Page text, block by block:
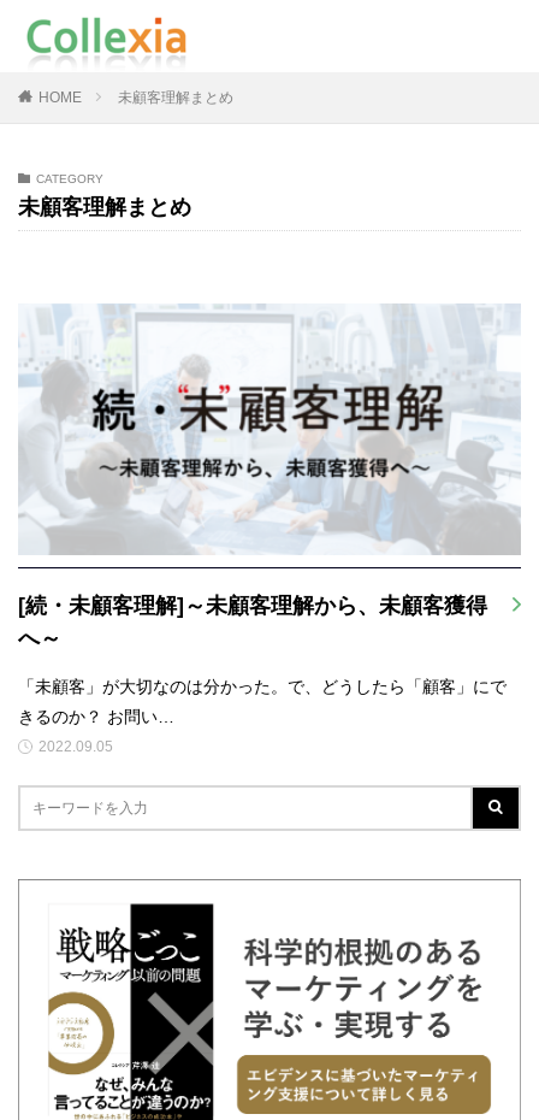
HOME 未顧客理解まとめ
CATEGORY
未顧客理解まとめ
[続・未顧客理解]～未顧客理解から、未顧客獲得
へ～
「未顧客」が大切なのは分かった。で、どうしたら「顧客」にで
きるのか？ お問い…
2022.09.05